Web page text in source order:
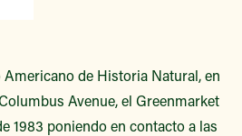
de Historia Natural, en
Avenue, el Greenmarket
1983 poniendo en contacto a las